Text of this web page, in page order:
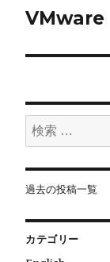
ゲ
ー
ョ
ン
VMware
検
索:
過去の投稿一覧
カテゴリー